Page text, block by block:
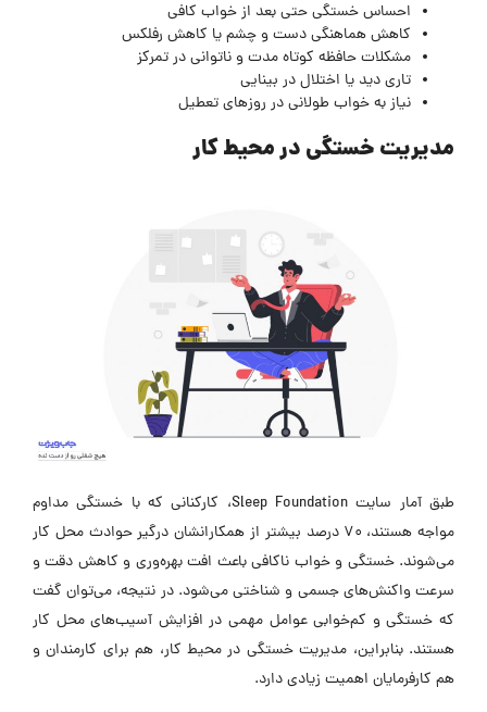
احساس خستگی حتی بعد از خواب کافی
کاهش هماهنگی دست و چشم یا کاهش رفلکس
مشکلات حافظه کوتاه مدت و ناتوانی در تمرکز
تاری دید یا اختلال در بینایی
نیاز به خواب طولانی در روزهای تعطیل
مدیریت خستگی در محیط کار
طبق آمار سایت Sleep Foundation، کارکنانی که با خستگی مداوم
مواجه هستند، ۷۰ درصد بیشتر از همکارانشان درگیر حوادث محل کار
می‌شوند. خستگی و خواب ناکافی باعث افت بهره‌وری و کاهش دقت و
سرعت واکنش‌های جسمی و شناختی می‌شود. در نتیجه، می‌توان گفت
که خستگی و کم‌خوابی عوامل مهمی در افزایش آسیب‌های محل کار
هستند. بنابراین، مدیریت خستگی در محیط کار، هم برای کارمندان و
هم کارفرمایان اهمیت زیادی دارد.